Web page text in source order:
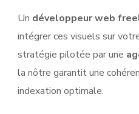
Un développeur web
intégrer ces visuels sur
stratégie pilotée par une
la nôtre garantit une
indexation optimale.